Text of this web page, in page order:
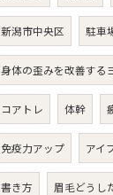
新潟市中央区 駐車
身体の歪みを改善する
コアトレ 体幹
免疫力アップ アイ
書き方 眉毛どうし